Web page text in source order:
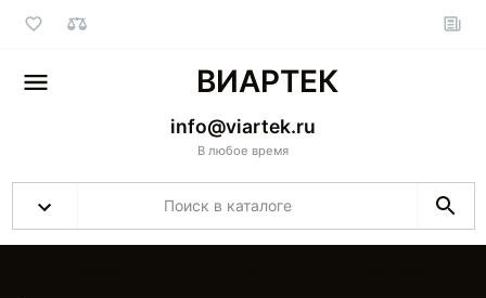
ВИАРТЕК
info@viartek.ru
В любое время